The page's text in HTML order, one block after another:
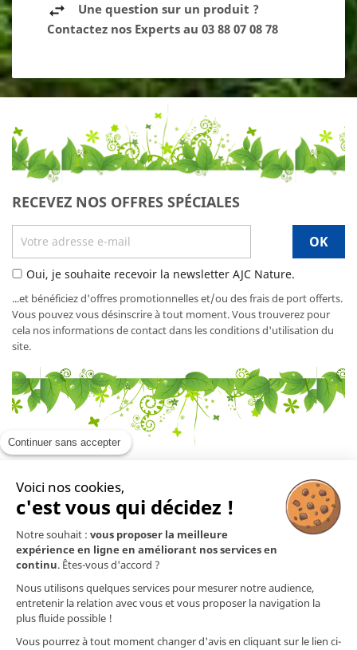
Continuer sans accepter
Voici nos cookies,
c'est vous qui décidez !
Notre souhait : vous proposer la meilleure
expérience en ligne en améliorant nos services en
continu. Êtes-vous d'accord ?
Nous utilisons quelques services pour mesurer notre audience,
entretenir la relation avec vous et vous proposer la navigation la
plus fluide possible !
Vous pourrez à tout moment changer d'avis en cliquant sur le lien ci-
Une question sur un produit ?
Contactez nos Experts au 03 88 07 08 78
RECEVEZ NOS OFFRES SPÉCIALES
Oui, je souhaite recevoir la newsletter AJC Nature.
...et bénéficiez d'offres promotionnelles et/ou des frais de port offerts.
Vous pouvez vous désinscrire à tout moment. Vous trouverez pour
cela nos informations de contact dans les conditions d'utilisation du
site.
En savoir plus 
Mentions légales
Nos produits
Contact